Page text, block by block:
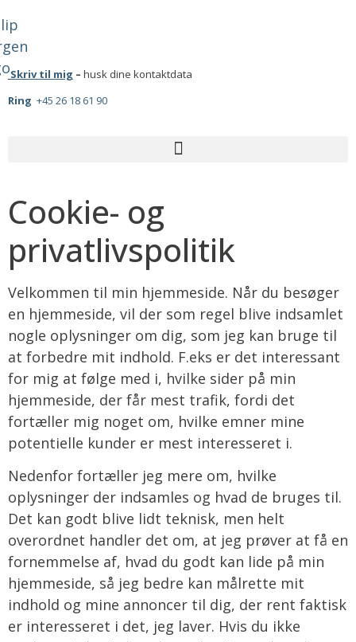
Skriv til mig – husk dine kontaktdata
Ring +45 26 18 61 90
Cookie- og
privatlivspolitik
Velkommen til min hjemmeside. Når du besøger
en hjemmeside, vil der som regel blive indsamlet
nogle oplysninger om dig, som jeg kan bruge til
at forbedre mit indhold. F.eks er det interessant
for mig at følge med i, hvilke sider på min
hjemmeside, der får mest trafik, fordi det
fortæller mig noget om, hvilke emner mine
potentielle kunder er mest interesseret i.
Nedenfor fortæller jeg mere om, hvilke
oplysninger der indsamles og hvad de bruges til.
Det kan godt blive lidt teknisk, men helt
overordnet handler det om, at jeg prøver at få en
fornemmelse af, hvad du godt kan lide på min
hjemmeside, så jeg bedre kan målrette mit
indhold og mine annoncer til dig, der rent faktisk
er interesseret i det, jeg laver. Hvis du ikke